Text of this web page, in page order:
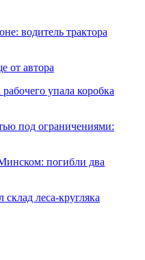
водитель трактора
от автора
упала коробка
под ограничениями:
погибли два
леса-кругляка